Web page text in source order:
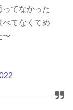
ってなかった
べてなくてめ
〜